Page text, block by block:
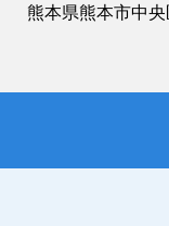
熊本県熊本市中央